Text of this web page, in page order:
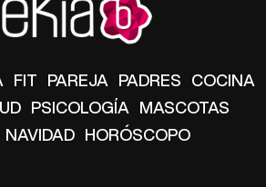
FIT PAREJA PADRES COCINA
PSICOLOGÍA MASCOTAS
NAVIDAD HORÓSCOPO